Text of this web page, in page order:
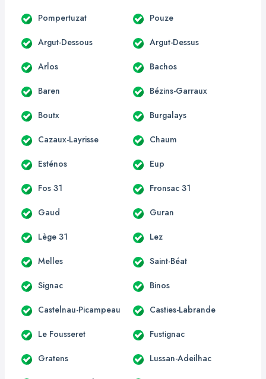
Pompertuzat Pouze
Argut-Dessous Argut-Dessus
Arlos Bachos
Baren Bézins-Garraux
Boutx Burgalays
Cazaux-Layrisse Chaum
Esténos Eup
Fos 31 Fronsac 31
Gaud Guran
Lège 31 Lez
Melles Saint-Béat
Signac Binos
Castelnau-Picampeau Casties-Labrande
Le Fousseret Fustignac
Gratens Lussan-Adeilhac